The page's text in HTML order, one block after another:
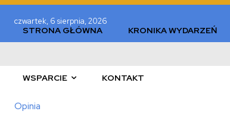
czwartek, 6 sierpnia, 2026
STRONA GŁÓWNA KRONIKA WYDARZEŃ
WSPARCIE KONTAKT
Opinia